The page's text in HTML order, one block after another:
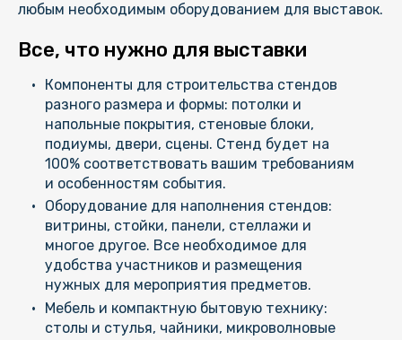
любым необходимым оборудованием для выставок.
Все, что нужно для выставки
Компоненты для строительства стендов
разного размера и формы: потолки и
напольные покрытия, стеновые блоки,
подиумы, двери, сцены. Стенд будет на
100% соответствовать вашим требованиям
и особенностям события.
Оборудование для наполнения стендов:
витрины, стойки, панели, стеллажи и
многое другое. Все необходимое для
удобства участников и размещения
нужных для мероприятия предметов.
Мебель и компактную бытовую технику:
столы и стулья, чайники, микроволновые